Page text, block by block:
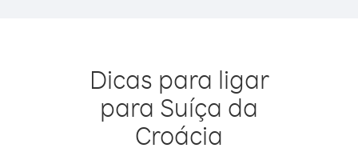
Dicas para ligar
para Suíça da
Croácia